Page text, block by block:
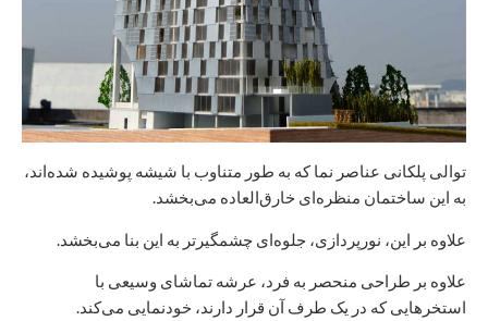
توالی پلکانی عناصر نما که به طور متناوب با شیشه پوشیده شده‌اند،
به این ساختمان منظره‌ای خارق‌العاده می‌بخشد.
علاوه بر این، نورپردازی، جلوه‌ای چشمگیرتر به این بنا می‌بخشد.
علاوه بر طراحی منحصر به فرد، عرشه تماشای وسیعی با
استخرهایی که در یک طرف آن قرار دارند، خودنمایی می‌کند.